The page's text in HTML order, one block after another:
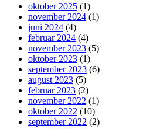
oktober 2025 (1)
november 2024 (1)
juni 2024 (4)
februar 2024 (4)
november 2023 (5)
oktober 2023 (1)
september 2023 (6)
august 2023 (5)
februar 2023 (2)
november 2022 (1)
oktober 2022 (10)
september 2022 (2)